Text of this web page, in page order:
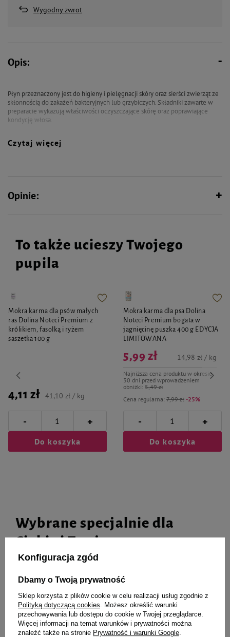
Wygodny zwrot
Opis:
Płyn przeznaczony jest do higieny i pielęgnacji skóry oraz sierści zwierząt ze
skłonnością do zakażeń bakteryjnych lub grzybiczych. Składniki zawarte w
preparacie wykazują właściwości oczyszczające skórę oraz poprawiające
kondycję włosa.
Skład:
Czytaj więcej
Opinie:
To także ucieszy Twojego
pupila
Mokra karma dla psów małych
ras Dolina Noteci Premium z
królikiem, fasolką i ryżem
saszetka 100 g
4,11 zł 41,10 zł / kg
- +
Do koszyka
Mokra karma dla psa Dolina
Noteci Premium bogata w
jagnięcinę puszka 400 g EDYCJA
LIMITOWANA
Cena regularna: 7,99 zł -25%
5,99 zł
Najniższa cena produktu w okresie
30 dni przed wprowadzeniem
obniżki: 5,49 zł
14,98 zł / kg
- +
Do koszyka
Wybrane specjalnie dla
Ciebie i Twojego czworonoga
kota do samodzielnej uprawy
Karmeo 1000g
Konfiguracja zgód
Dbamy o Twoją prywatność
Sklep korzysta z plików cookie w celu realizacji usług zgodnie z
Polityką dotyczącą cookies. Możesz określić warunki
przechowywania lub dostępu do cookie w Twojej przeglądarce.
Więcej informacji na temat warunków i prywatności można
znaleźć także na stronie Prywatność i warunki Google.